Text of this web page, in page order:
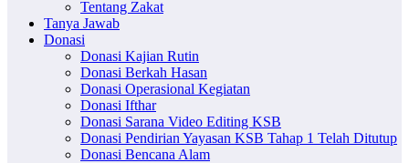
Tentang Zakat
Tanya Jawab
Donasi
Donasi Kajian Rutin
Donasi Berkah Hasan
Donasi Operasional Kegiatan
Donasi Ifthar
Donasi Sarana Video Editing KSB
Donasi Pendirian Yayasan KSB Tahap 1 Telah Ditutup
Donasi Bencana Alam